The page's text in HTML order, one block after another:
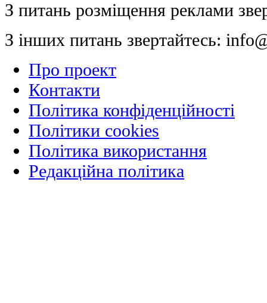
З питань розміщення реклами
З інших питань звертайтесь:
Про проект
Контакти
Політика конфіденційності
Політики cookies
Політика використання
Редакційна політика